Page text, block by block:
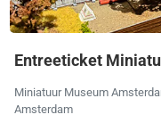
Entreeticket
Miniatuur Museum
Amsterdam